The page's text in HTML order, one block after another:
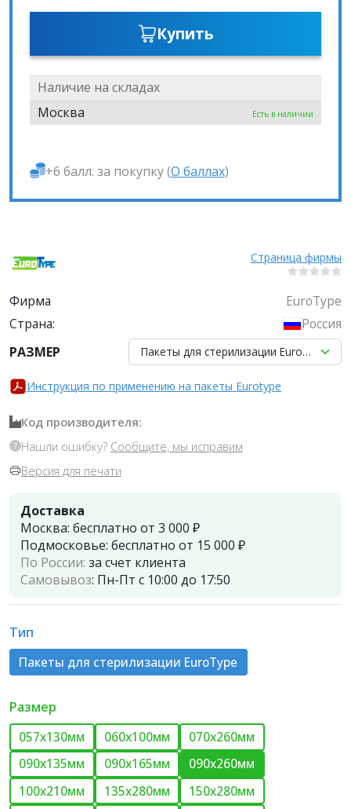
Купить
Наличие на складах
Москва
Есть в наличии
+6 балл. за покупку (О баллах)
Страница фирмы
Фирма
EuroType
Страна:
Россия
РАЗМЕР
Пакеты для стерилизации EuroТуре
Инструкция по применению на пакеты Eurotype
Код производителя:
Нашли ошибку? Сообщите, мы исправим
Версия для печати
Доставка
Москва: бесплатно от 3 000 ₽
Подмосковье: бесплатно от 15 000 ₽
По России: за счет клиента
Самовывоз: Пн-Пт с 10:00 до 17:50
Тип
Пакеты для стерилизации EuroТуре
Размер
057х130мм 060х100мм
070х260мм
090х135мм
090х165мм
090х260мм
100х210мм
135х280мм
150х280мм